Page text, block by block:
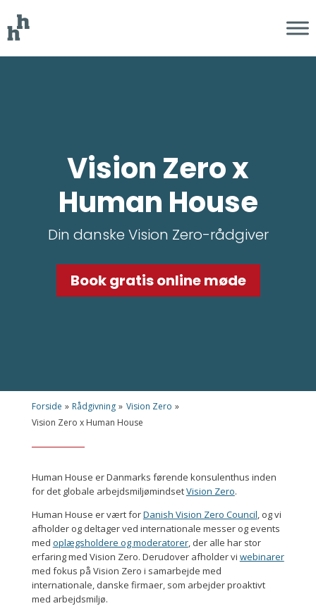
Vision Zero x
Human House
Din danske Vision Zero-rådgiver
Book gratis online møde
Forside » Rådgivning » Vision Zero »
Vision Zero x Human House
Human House er Danmarks førende konsulenthus inden
for det globale arbejdsmiljømindsetVision Zero.
Human House er vært forDanish Vision Zero Council, og vi
afholder og deltager ved internationale messer og events
med oplægsholdere og moderatorer, der alle har stor
erfaring med Vision Zero. Derudover afholder vi webinarer
med fokus på Vision Zero i samarbejde med
internationale, danske firmaer, som arbejder proaktivt
med arbejdsmiljø.